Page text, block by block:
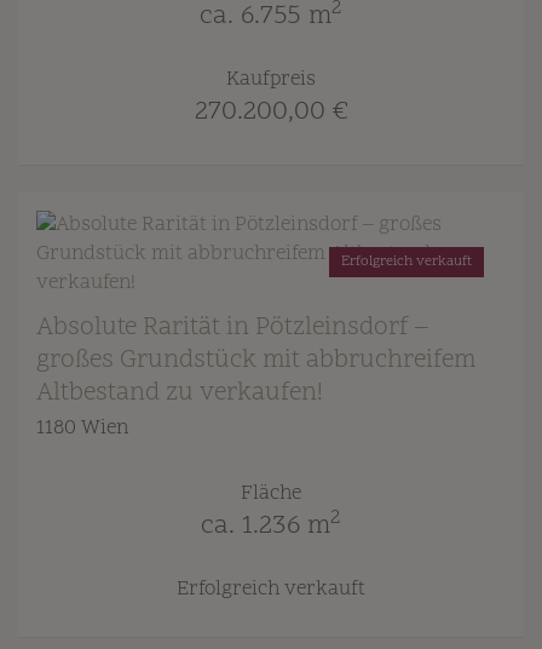
ca. 6.755 m2
Kaufpreis
270.200,00 €
Erfolgreich verkauft
Absolute Rarität in Pötzleinsdorf –
großes Grundstück mit abbruchreifem
Altbestand zu verkaufen!
1180 Wien
Fläche
ca. 1.236 m2
Erfolgreich verkauft